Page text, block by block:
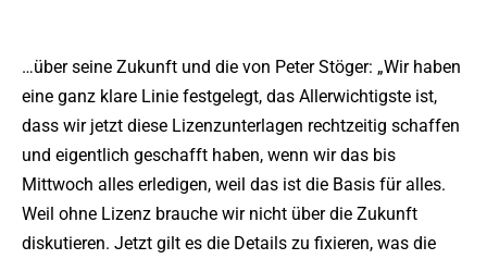
…über seine Zukunft und die von Peter Stöger: „Wir haben
eine ganz klare Linie festgelegt, das Allerwichtigste ist,
dass wir jetzt diese Lizenzunterlagen rechtzeitig schaffen
und eigentlich geschafft haben, wenn wir das bis
Mittwoch alles erledigen, weil das ist die Basis für alles.
Weil ohne Lizenz brauche wir nicht über die Zukunft
diskutieren. Jetzt gilt es die Details zu fixieren, was die